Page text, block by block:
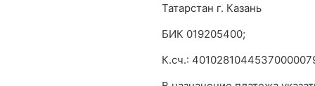
Татарстан г. Казань
БИК 019205400;
К.сч.: